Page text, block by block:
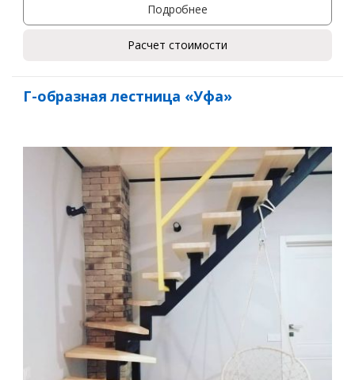
Подробнее
Расчет стоимости
Г-образная лестница «Уфа»